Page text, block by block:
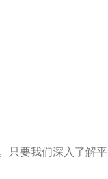
只要我们深入了解平